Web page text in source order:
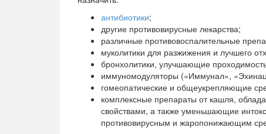
антибиотики;
другие противовирусные лекарства;
различные противовоспалительные
муколитики для разжижения и лучшего
бронхолитики, улучшающие
иммуномодуляторы («Иммунал»,
гомеопатические и общеукрепляющие
комплексные препараты от кашля,
свойствами, а также уменьшающие
противовирусным и жаропонижающим